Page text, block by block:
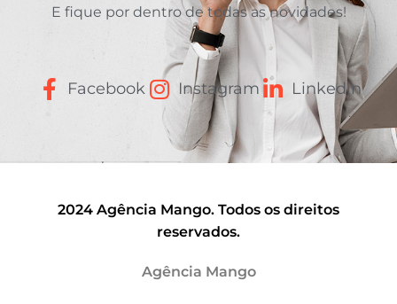
E fique por dentro de todas as novidades!
Facebook Instagram Linkedin
2024 Agência Mango. Todos os direitos
reservados.
Agência Mango